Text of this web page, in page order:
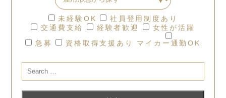
未経験OK
社員登用制度あり
交通費支給
経験者歓迎
女性が活躍
急募
資格取得支援あり マイカー通勤OK